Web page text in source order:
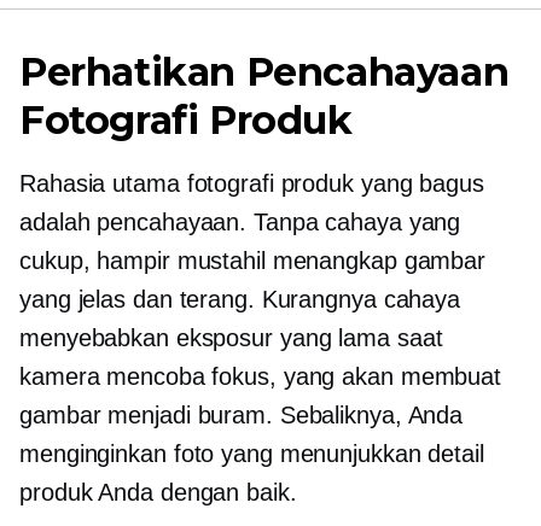
Perhatikan Pencahayaan
Fotografi Produk
Rahasia utama fotografi produk yang bagus
adalah pencahayaan. Tanpa cahaya yang
cukup, hampir mustahil menangkap gambar
yang jelas dan terang. Kurangnya cahaya
menyebabkan eksposur yang lama saat
kamera mencoba fokus, yang akan membuat
gambar menjadi buram. Sebaliknya, Anda
menginginkan foto yang menunjukkan detail
produk Anda dengan baik.